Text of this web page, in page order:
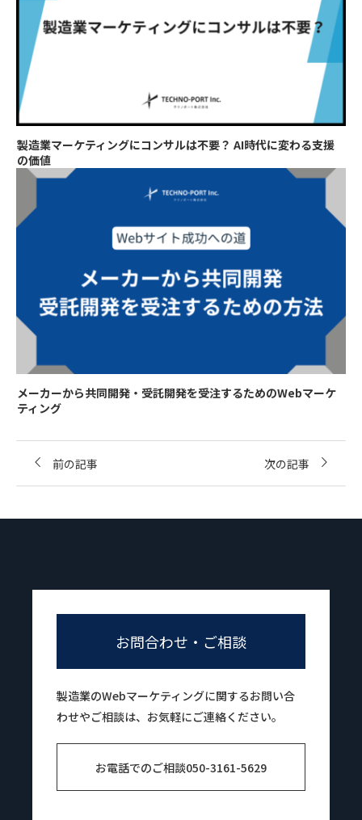
製造業マーケティングにコンサルは不要？ AI時代に変わる支援
の価値
メーカーから共同開発・受託開発を受注するためのWebマーケ
ティング
前の記事 次の記事
お問合わせ・ご相談
製造業のWebマーケティングに関するお問い合
わせやご相談は、お気軽にご連絡ください。
お電話でのご相談050-3161-5629